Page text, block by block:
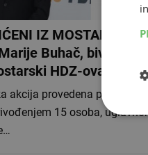
IZ MOSTARA
Buhač, bivši
HDZ-ovac
akcija provedena po nalogu
15 osoba,